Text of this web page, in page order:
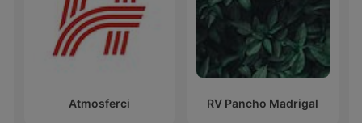
Atmosferci RV Pancho Madrigal